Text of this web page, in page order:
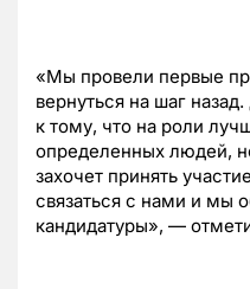
«Мы провели первые
вернуться на шаг
к тому, что на роли
определенных людей,
захочет принять
связаться с нами и мы
кандидатуры», —